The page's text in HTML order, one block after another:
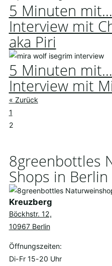
5 Minuten
Interview mit
aka Piri
5 Minuten
Interview mit
« Zurück
1
2
8greenbottles
Shops in Berlin
Kreuzberg
Böckhstr. 12,
10967 Berlin
Öffnungszeiten:
Di-Fr 15-20 Uhr